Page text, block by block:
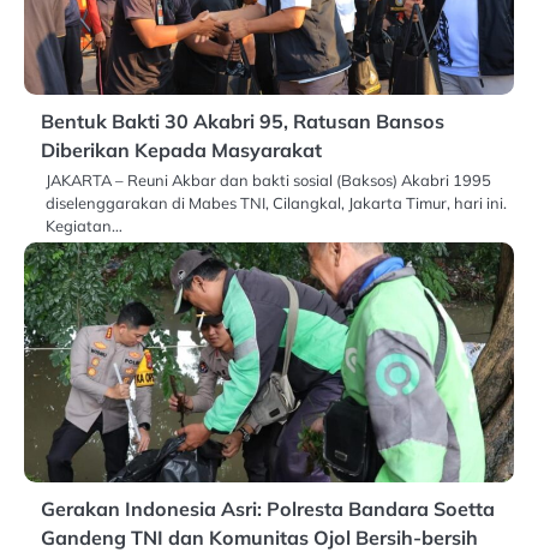
Bentuk Bakti 30 Akabri 95, Ratusan Bansos
Diberikan Kepada Masyarakat
JAKARTA – Reuni Akbar dan bakti sosial (Baksos) Akabri 1995
diselenggarakan di Mabes TNI, Cilangkal, Jakarta Timur, hari ini.
Kegiatan…
Gerakan Indonesia Asri: Polresta Bandara Soetta
Gandeng TNI dan Komunitas Ojol Bersih-bersih